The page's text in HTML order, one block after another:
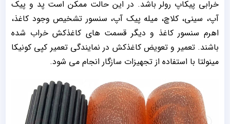
خرابی پیکاپ رولر باشد. در این حالت ممکن است پد و پیک
آپ، سینی، کلاچ، میله پیک آپ، سنسور تشخیص وجود کاغذ،
اهرم سنسور کاغذ و دیگر قسمت های کاغذکش خراب شده
باشند. تعمیر و تعویض کاغذکش در نمایندگی تعمیر کپی کونیکا
مینولتا با استفاده از تجهیزات سازگار انجام می شود.